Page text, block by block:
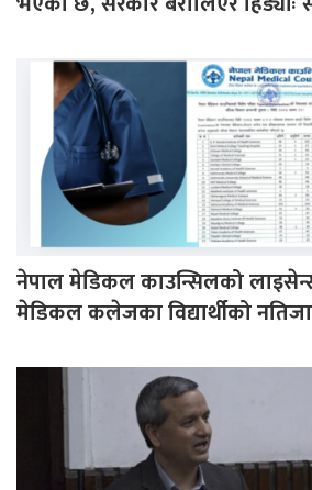
नेपाल मेडिकल काउन्सिलको
मेडिकल कलेजका विद्यार्थीको